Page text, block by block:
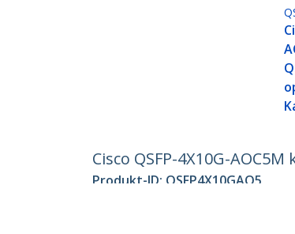
Cisco QSFP-4X10G-
Produkt-ID: QSFP4X10GAO5